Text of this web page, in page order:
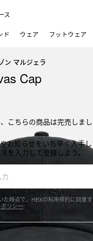
ス
ド ウェア フットウェア
ン マルジェラ
Cap
こちらの商品は完売しまし
お知らせをいち早く入手
を入力して登録しよう。
時点で、HBXの利用規約に同意す
リシー